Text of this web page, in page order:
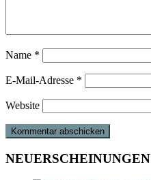
Name *
E-Mail-Adresse *
Website
NEUERSCHEINUNGEN